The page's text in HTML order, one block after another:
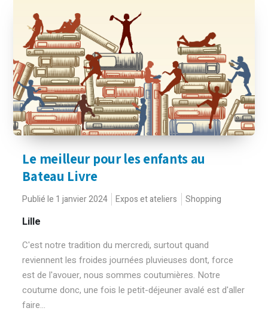
Le meilleur pour les enfants au
Bateau Livre
Publié le 1 janvier 2024 Expos et ateliers Shopping
Lille
C'est notre tradition du mercredi, surtout quand
reviennent les froides journées pluvieuses dont, force
est de l'avouer, nous sommes coutumières. Notre
coutume donc, une fois le petit-déjeuner avalé est d'aller
faire...